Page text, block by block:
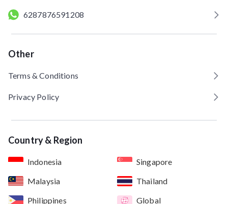
6287876591208
Other
Terms & Conditions
Privacy Policy
Country & Region
Indonesia
Singapore
Malaysia
Thailand
Philippines
Global